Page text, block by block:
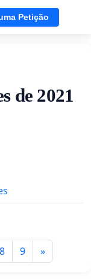
Petição
de 2021
8 9 »